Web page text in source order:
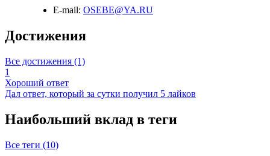
E-mail: OSEBE@YA.RU
Достижения
Все достижения (1)
1
Хороший ответ
Дал ответ, который за сутки получил 5 лайков
Наибольший вклад в теги
Все теги (10)